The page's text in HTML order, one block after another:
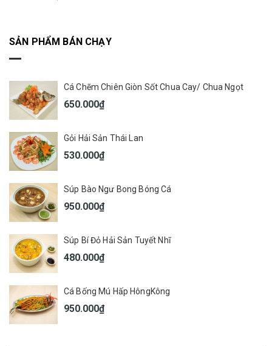
SẢN PHẨM BÁN CHẠY
Cá Chẽm Chiên Giòn Sốt Chua Cay/ Chua Ngọt
650.000₫
Gỏi Hải Sản Thái Lan
530.000₫
Súp Bào Ngư Bong Bóng Cá
950.000₫
Súp Bí Đỏ Hải Sản Tuyết Nhĩ
480.000₫
Cá Bống Mú Hấp HôngKông
950.000₫